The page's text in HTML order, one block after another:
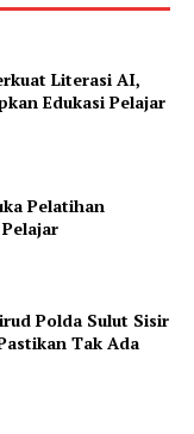
Literasi AI,
Edukasi Pelajar
Pelatihan
Polda Sulut Sisir
Tak Ada